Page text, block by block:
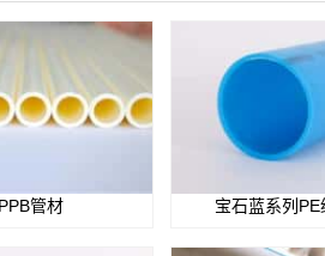
PPB管材 宝石蓝系列PE